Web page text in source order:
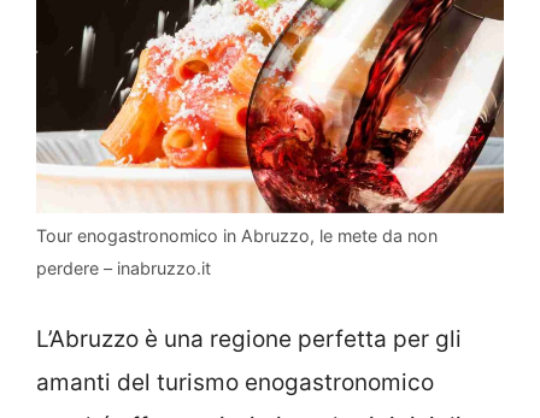
Tour enogastronomico in Abruzzo, le mete da non
perdere – inabruzzo.it
L’Abruzzo è una regione perfetta per gli
amanti del turismo enogastronomico